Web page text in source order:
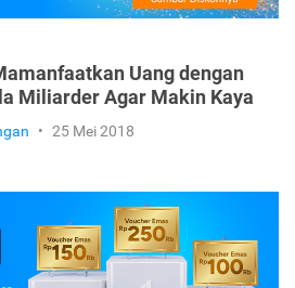
Uang dengan
Miliarder Agar Makin Kaya
• 25 Mei 2018